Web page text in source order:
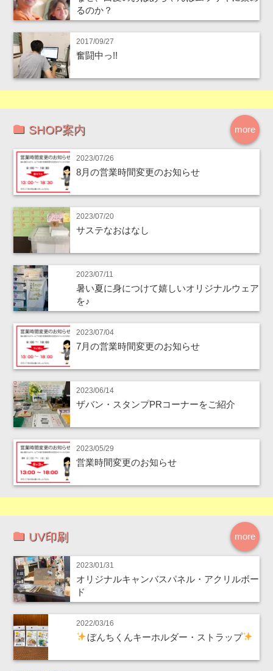
るのか？
2017/09/27
奮闘中っ!!
more
SHOP案内
2023/07/26
8月の営業時間変更のお知らせ
2023/07/20
サステなおはなし
2023/07/11
暑い夏に身につけて嬉しいオリジナルウェア
を♪
2023/07/04
7月の営業時間変更のお知らせ
2023/06/14
ザバン・スタンプPRコーナーをご紹介
2023/05/29
営業時間変更のお知らせ
more
UV印刷
2023/01/31
オリジナルキャンバスパネル・アクリルボー
ド
2022/03/16
ぼんちくんキーホルダー・ストラップ